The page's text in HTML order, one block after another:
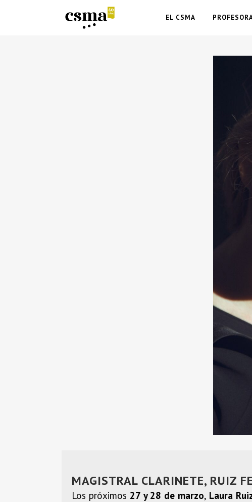
EL CSMA
MAGISTRAL CLARINETE, RUIZ
Los próximos 27 y 28 de marzo, Laura